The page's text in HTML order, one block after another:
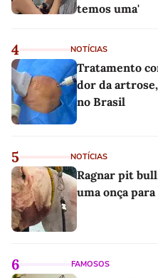
temos uma'
4 NOTÍCIAS
Tratamento
dor da
no Brasil
5 NOTÍCIAS
Ragnar pit
uma onça
6 FAMOSOS